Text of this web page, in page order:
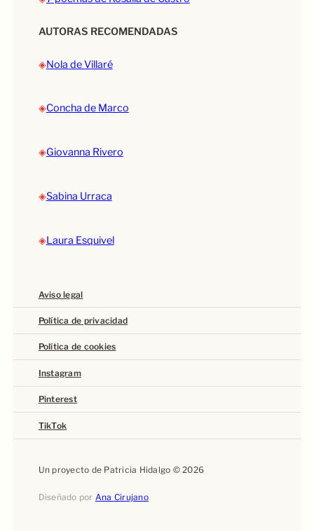
AUTORAS RECOMENDADAS
◈Nola de Villaré
◈Concha de Marco
◈Giovanna Rivero
◈Sabina Urraca
◈Laura Esquivel
Aviso legal
Política de privacidad
Política de cookies
Instagram
Pinterest
TikTok
Un proyecto de Patricia Hidalgo © 2026
Diseñado por Ana Cirujano